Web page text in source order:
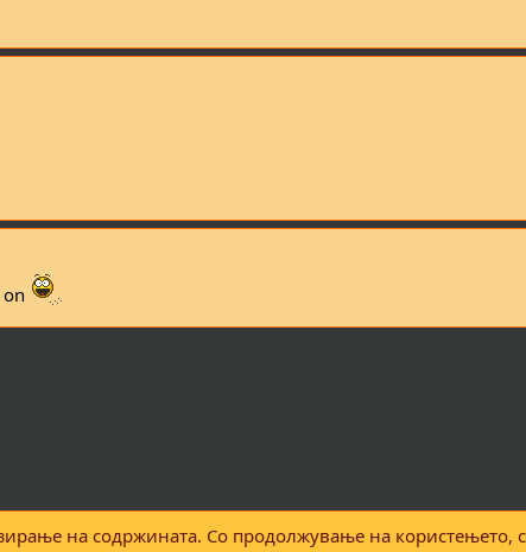
на содржината. Со продолжување на користењето,